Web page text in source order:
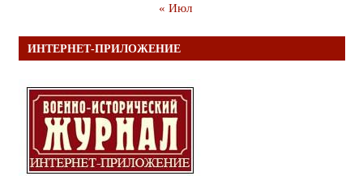
« Июл
ИНТЕРНЕТ-ПРИЛОЖЕНИЕ